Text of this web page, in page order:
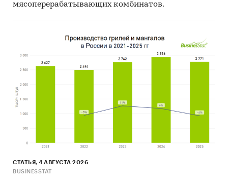
мясоперерабатывающих комбинатов.
СТАТЬЯ, 4 АВГУСТА 2026
BUSINESSTAT